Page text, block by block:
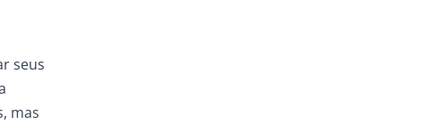
seus
mas